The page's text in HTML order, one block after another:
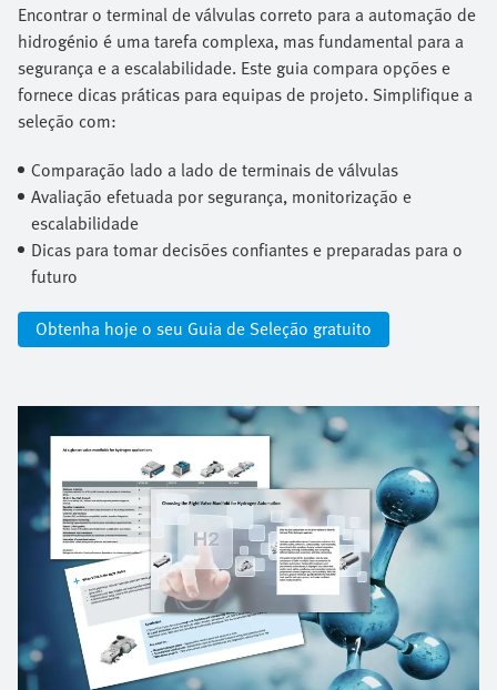
Encontrar o terminal de válvulas correto para a automação de
hidrogénio é uma tarefa complexa, mas fundamental para a
segurança e a escalabilidade. Este guia compara opções e
fornece dicas práticas para equipas de projeto. Simplifique a
seleção com:​
Comparação lado a lado de terminais de válvulas​
Avaliação efetuada por segurança, monitorização e
escalabilidade​
Dicas para tomar decisões confiantes e preparadas para o
futuro
Obtenha hoje o seu Guia de Seleção gratuito